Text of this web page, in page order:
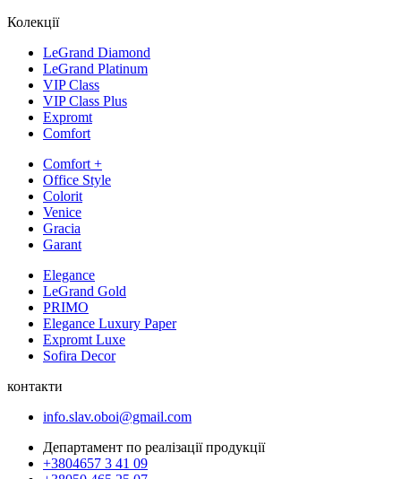
Колекції
LeGrand Diamond
LeGrand Platinum
VIP Class
VIP Class Plus
Expromt
Comfort
Comfort +
Office Style
Colorit
Venice
Gracia
Garant
Elegance
LeGrand Gold
PRIMO
Elegance Luxury Paper
Expromt Luxe
Sofira Decor
контакти
info.slav.oboi@gmail.com
Департамент по реалізації продукції
+3804657 3 41 09